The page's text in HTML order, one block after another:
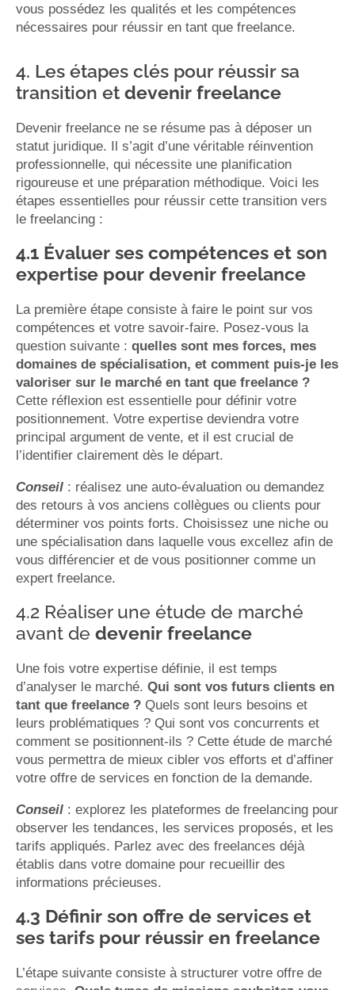
vous possédez les qualités et les compétences
nécessaires pour réussir en tant que freelance.
4. Les étapes clés pour réussir sa
transition et devenir freelance
Devenir freelance ne se résume pas à déposer un
statut juridique. Il s’agit d’une véritable réinvention
professionnelle, qui nécessite une planification
rigoureuse et une préparation méthodique. Voici les
étapes essentielles pour réussir cette transition vers
le freelancing :
4.1 Évaluer ses compétences et son
expertise pour devenir freelance
La première étape consiste à faire le point sur vos
compétences et votre savoir-faire. Posez-vous la
question suivante : quelles sont mes forces, mes
domaines de spécialisation, et comment puis-je les
valoriser sur le marché en tant que freelance ?
Cette réflexion est essentielle pour définir votre
positionnement. Votre expertise deviendra votre
principal argument de vente, et il est crucial de
l’identifier clairement dès le départ.
Conseil : réalisez une auto-évaluation ou demandez
des retours à vos anciens collègues ou clients pour
déterminer vos points forts. Choisissez une niche ou
une spécialisation dans laquelle vous excellez afin de
vous différencier et de vous positionner comme un
expert freelance.
4.2 Réaliser une étude de marché
avant de devenir freelance
Une fois votre expertise définie, il est temps
d’analyser le marché. Qui sont vos futurs clients en
tant que freelance ? Quels sont leurs besoins et
leurs problématiques ? Qui sont vos concurrents et
comment se positionnent-ils ? Cette étude de marché
vous permettra de mieux cibler vos efforts et d’affiner
votre offre de services en fonction de la demande.
Conseil : explorez les plateformes de freelancing pour
observer les tendances, les services proposés, et les
tarifs appliqués. Parlez avec des freelances déjà
établis dans votre domaine pour recueillir des
informations précieuses.
4.3 Définir son offre de services et
ses tarifs pour réussir en freelance
L’étape suivante consiste à structurer votre offre de